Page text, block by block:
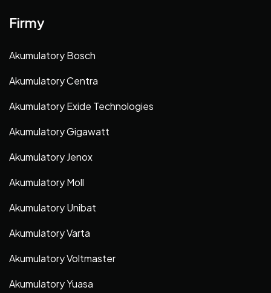
Firmy
Akumulatory Bosch
Akumulatory Centra
Akumulatory Exide Technologies
Akumulatory Gigawatt
Akumulatory Jenox
Akumulatory Moll
Akumulatory Unibat
Akumulatory Varta
Akumulatory Voltmaster
Akumulatory Yuasa